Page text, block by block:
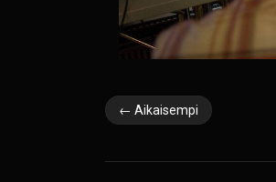
← Aikaisempi